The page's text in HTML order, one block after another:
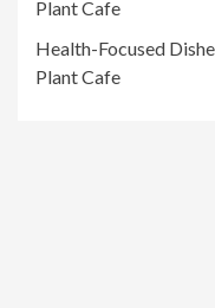
Plant Cafe
Health-Focused
Plant Cafe